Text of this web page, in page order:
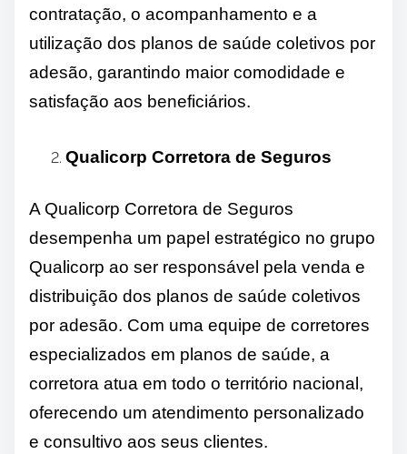
contratação, o acompanhamento e a
utilização dos planos de saúde coletivos por
adesão, garantindo maior comodidade e
satisfação aos beneficiários.
Qualicorp Corretora de Seguros
A Qualicorp Corretora de Seguros
desempenha um papel estratégico no grupo
Qualicorp ao ser responsável pela venda e
distribuição dos planos de saúde coletivos
por adesão. Com uma equipe de corretores
especializados em planos de saúde, a
corretora atua em todo o território nacional,
oferecendo um atendimento personalizado
e consultivo aos seus clientes.